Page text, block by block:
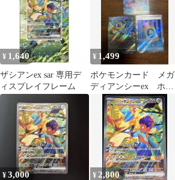
¥ 1,640
ザシアンex sar 専用デ
ィスプレイフレーム
¥ 1,499
ポケモンカード メガ
ディアンシーex ホッ
プのザシアンex Nの
ポイントアップ
¥3,000 ¥ 2,800